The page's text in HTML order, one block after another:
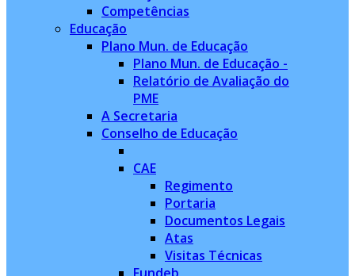
Competências
Educação
Plano Mun. de Educação
Plano Mun. de Educação -
Relatório de Avaliação do
PME
A Secretaria
Conselho de Educação
CAE
Regimento
Portaria
Documentos Legais
Atas
Visitas Técnicas